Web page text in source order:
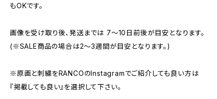
もOKです。
画像を受け取り後、発送までは 7〜10日前後が目安となります。
(※SALE商品の場合は2〜3週間が目安となります。)
※原画と刺繍をRANCOのInstagramでご紹介しても良い方は
『掲載しても良い』を選択して下さい。